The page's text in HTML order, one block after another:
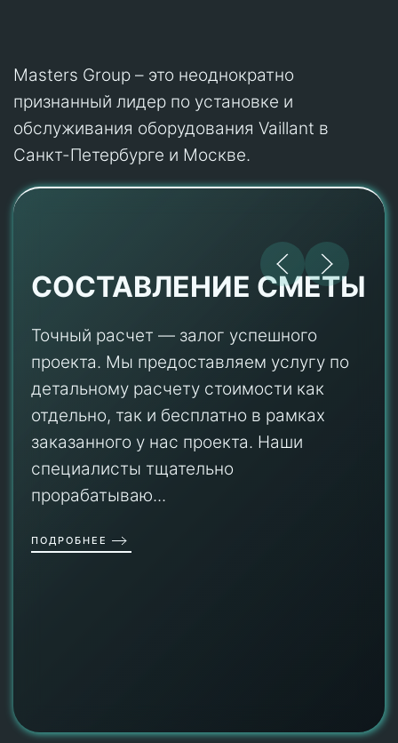
Masters Group – это неоднократно
признанный лидер по установке и
обслуживания оборудования Vaillant в
Санкт-Петербурге и Москве.
СОСТАВЛЕНИЕ СМЕТЫ
Точный расчет — залог успешного
проекта. Мы предоставляем услугу по
детальному расчету стоимости как
отдельно, так и бесплатно в рамках
заказанного у нас проекта. Наши
специалисты тщательно
прорабатываю...
ПОДРОБНЕЕ